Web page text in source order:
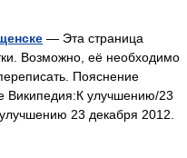
— Эта страница
Возможно, её необходимо
Пояснение
Википедия:К улучшению/23
23 декабря 2012.